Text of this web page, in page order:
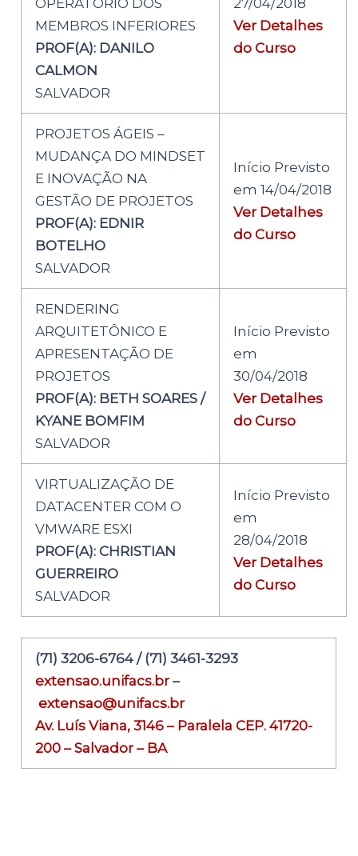
OPERATÓRIO DOS
MEMBROS INFERIORES
PROF(A): DANILO
CALMON
SALVADOR
27/04/2018
Ver Detalhes
do Curso
PROJETOS ÁGEIS –
MUDANÇA DO MINDSET
E INOVAÇÃO NA
GESTÃO DE PROJETOS
PROF(A): EDNIR
BOTELHO
SALVADOR
Início Previsto
em 14/04/2018
Ver Detalhes
do Curso
RENDERING
ARQUITETÔNICO E
APRESENTAÇÃO DE
PROJETOS
PROF(A): BETH SOARES /
KYANE BOMFIM
SALVADOR
Início Previsto
em
30/04/2018
Ver Detalhes
do Curso
VIRTUALIZAÇÃO DE
DATACENTER COM O
VMWARE ESXI
PROF(A): CHRISTIAN
GUERREIRO
SALVADOR
Início Previsto
em
28/04/2018
Ver Detalhes
do Curso
(71) 3206-6764 / (71) 3461-3293
extensao.unifacs.br –
extensao@unifacs.br
Av. Luís Viana, 3146 – Paralela CEP. 41720-
200 – Salvador – BA